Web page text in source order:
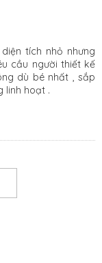
tích nhỏ nhưng
cầu người thiết kế
dù bé nhất , sắp
linh hoạt .